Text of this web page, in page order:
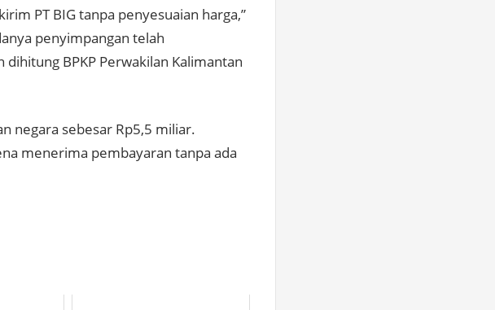
PT BIG tanpa penyesuaian harga,”
penyimpangan telah
BPKP Perwakilan Kalimantan
negara sebesar Rp5,5 miliar.
menerima pembayaran tanpa ada